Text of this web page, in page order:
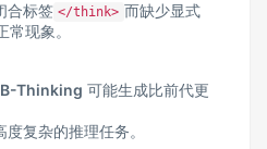
合标签 </think> 而缺少显式
常现象。
Thinking 可能生成比前代更
复杂的推理任务。